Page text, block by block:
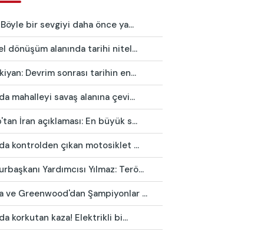
Böyle bir sevgiyi daha önce ya...
dönüşüm alanında tarihi nitel...
Devrim sonrası tarihin en...
mahalleyi savaş alanına çevi...
İran açıklaması: En büyük s...
kontrolden çıkan motosiklet ...
Yardımcısı Yılmaz: Terö...
ve Greenwood'dan Şampiyonlar ...
korkutan kaza! Elektrikli bi...